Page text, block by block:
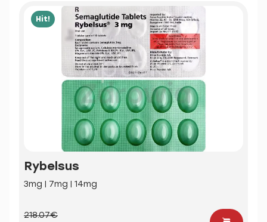
Hit!
Rybelsus
3mg | 7mg | 14mg
218.07€